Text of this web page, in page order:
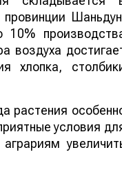
провинции
10%
воздуха
хлопка,
растения
условия